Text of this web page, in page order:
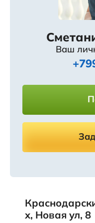
Ваш
х, Новая ул, 8